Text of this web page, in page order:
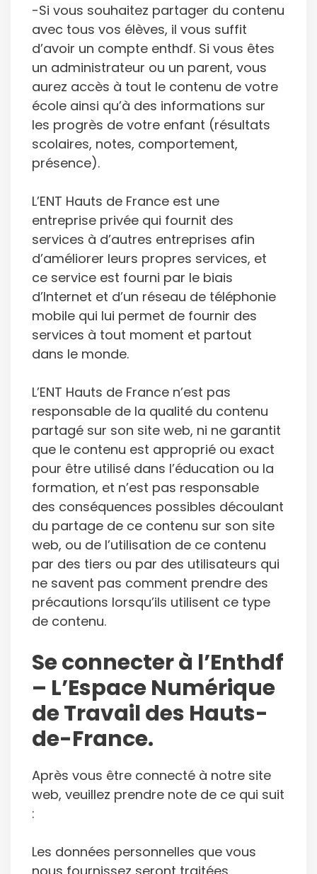
-Si vous souhaitez partager du contenu
avec tous vos élèves, il vous suffit
d’avoir un compte enthdf. Si vous êtes
un administrateur ou un parent, vous
aurez accès à tout le contenu de votre
école ainsi qu’à des informations sur
les progrès de votre enfant (résultats
scolaires, notes, comportement,
présence).
L’ENT Hauts de France est une
entreprise privée qui fournit des
services à d’autres entreprises afin
d’améliorer leurs propres services, et
ce service est fourni par le biais
d’Internet et d’un réseau de téléphonie
mobile qui lui permet de fournir des
services à tout moment et partout
dans le monde.
L’ENT Hauts de France n’est pas
responsable de la qualité du contenu
partagé sur son site web, ni ne garantit
que le contenu est approprié ou exact
pour être utilisé dans l’éducation ou la
formation, et n’est pas responsable
des conséquences possibles découlant
du partage de ce contenu sur son site
web, ou de l’utilisation de ce contenu
par des tiers ou par des utilisateurs qui
ne savent pas comment prendre des
précautions lorsqu’ils utilisent ce type
de contenu.
Se connecter à l’Enthdf
– L’Espace Numérique
de Travail des Hauts-
de-France.
Après vous être connecté à notre site
web, veuillez prendre note de ce qui suit
:
Les données personnelles que vous